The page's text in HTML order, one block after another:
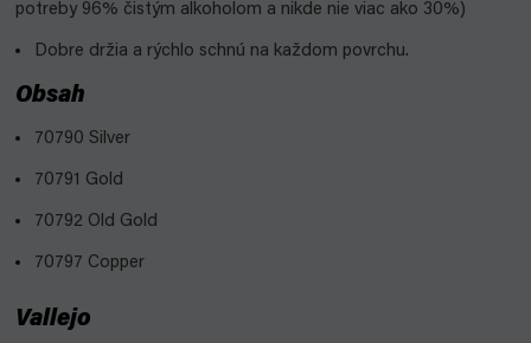
potreby 96% čistým alkoholom a nikde nie viac ako 30%)
Dobre držia a rýchlo schnú na každom povrchu.
Obsah
70790 Silver
70791 Gold
70792 Old Gold
70797 Copper
Vallejo